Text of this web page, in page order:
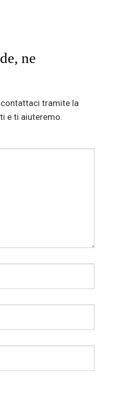
ne
tramite la
e ti aiuteremo.